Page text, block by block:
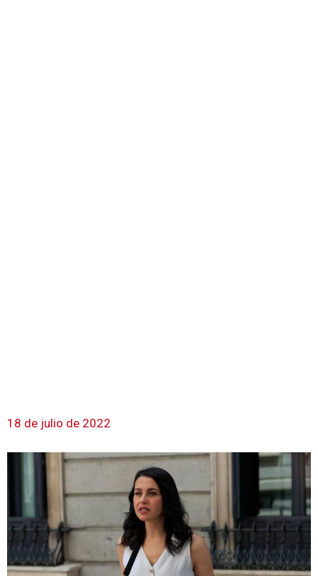
18 de julio de 2022